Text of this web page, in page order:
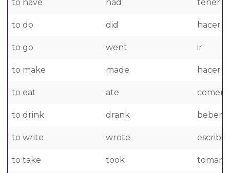
to have had tener
to do did hacer
to go went ir
to make made hacer
to eat ate comer
to drink drank beber
to write wrote escribir
to take took tomar,